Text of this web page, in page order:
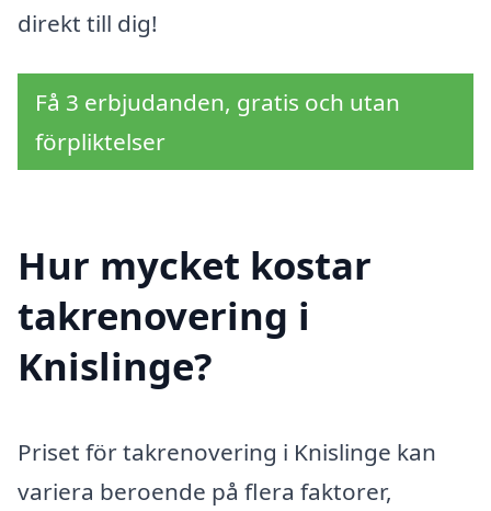
direkt till dig!
Få 3 erbjudanden, gratis och utan
förpliktelser
Hur mycket kostar
takrenovering i
Knislinge?
Priset för takrenovering i Knislinge kan
variera beroende på flera faktorer,